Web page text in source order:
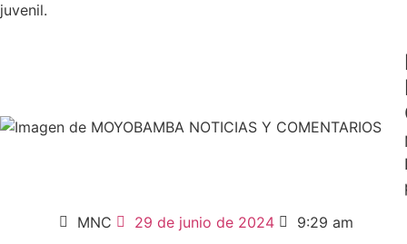
juvenil.
MNC
29 de junio de 2024 9:29 am